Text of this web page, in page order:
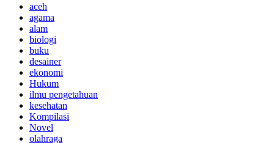
aceh
agama
alam
biologi
buku
desainer
ekonomi
Hukum
ilmu pengetahuan
kesehatan
Kompilasi
Novel
olahraga